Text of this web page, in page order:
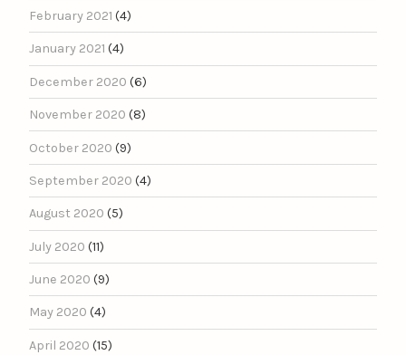
February 2021 (4)
January 2021 (4)
December 2020 (6)
November 2020 (8)
October 2020 (9)
September 2020 (4)
August 2020 (5)
July 2020 (11)
June 2020 (9)
May 2020 (4)
April 2020 (15)